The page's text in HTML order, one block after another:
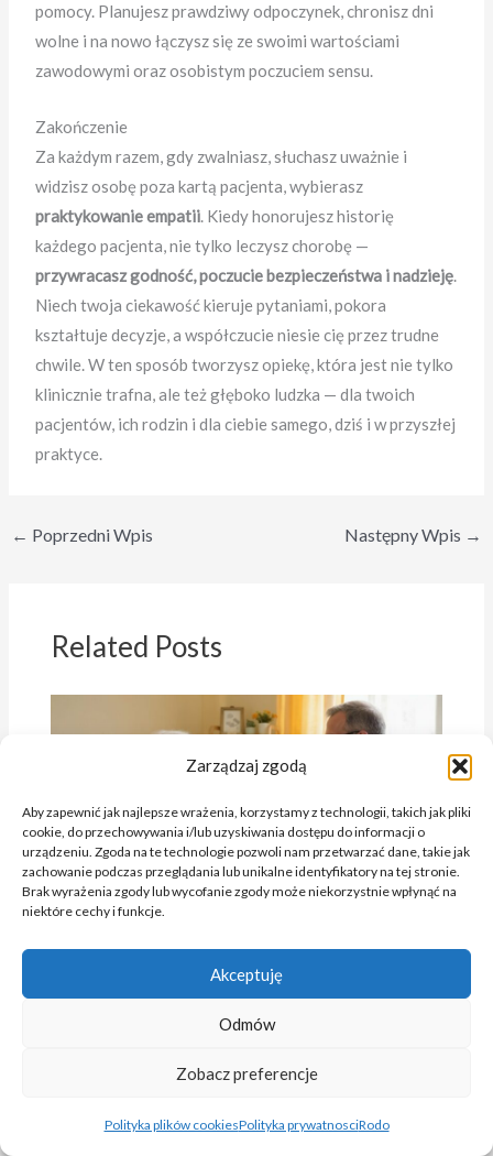
Zarządzaj zgodą
Aby zapewnić jak najlepsze wrażenia, korzystamy z technologii, takich jak pliki
cookie, do przechowywania i/lub uzyskiwania dostępu do informacji o
urządzeniu. Zgoda na te technologie pozwoli nam przetwarzać dane, takie jak
zachowanie podczas przeglądania lub unikalne identyfikatory na tej stronie.
Brak wyrażenia zgody lub wycofanie zgody może niekorzystnie wpłynąć na
niektóre cechy i funkcje.
Akceptuję
Odmów
Zobacz preferencje
Polityka plików cookiesPolityka prywatnosciRodo
pomocy. Planujesz prawdziwy odpoczynek, chronisz dni
wolne i na nowo łączysz się ze swoimi wartościami
zawodowymi oraz osobistym poczuciem sensu.
Zakończenie
Za każdym razem, gdy zwalniasz, słuchasz uważnie i
widzisz osobę poza kartą pacjenta, wybierasz
praktykowanie empatii. Kiedy honorujesz historię
każdego pacjenta, nie tylko leczysz chorobę —
przywracasz godność, poczucie bezpieczeństwa i nadzieję.
Niech twoja ciekawość kieruje pytaniami, pokora
kształtuje decyzje, a współczucie niesie cię przez trudne
chwile. W ten sposób tworzysz opiekę, która jest nie tylko
klinicznie trafna, ale też głęboko ludzka — dla twoich
pacjentów, ich rodzin i dla ciebie samego, dziś i w przyszłej
praktyce.
← Poprzedni Wpis Następny Wpis →
Related Posts
Czym zajmuje się psychogeriatria i
dlaczego jest ważna w opiece nad
Aktualności